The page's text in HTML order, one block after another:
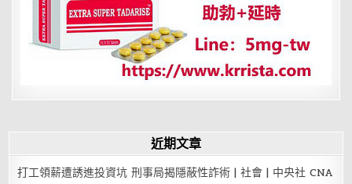
近期文章
打工領薪遭誘進投資坑 刑事局揭隱蔽性詐術 | 社會 | 中央社 CNA